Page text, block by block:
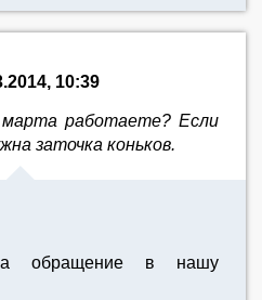
10:39
работаете? Если
заточка коньков.
обращение в нашу